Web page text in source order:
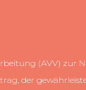
(AVV) zur
der